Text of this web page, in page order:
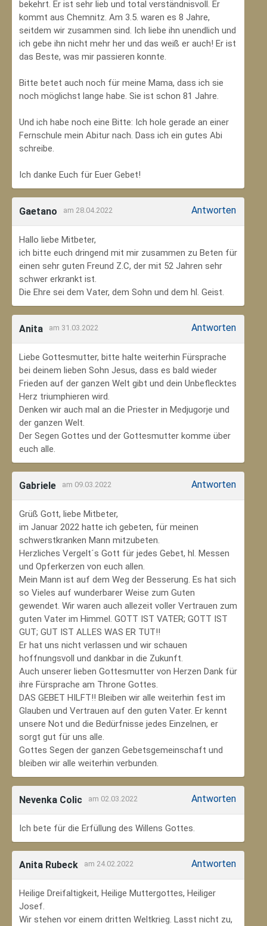
bekehrt. Er ist sehr lieb und total verständnisvoll. Er
kommt aus Chemnitz. Am 3.5. waren es 8 Jahre,
seitdem wir zusammen sind. Ich liebe ihn unendlich und
ich gebe ihn nicht mehr her und das weiß er auch! Er ist
das Beste, was mir passieren konnte.
Bitte betet auch noch für meine Mama, dass ich sie
noch möglichst lange habe. Sie ist schon 81 Jahre.
Und ich habe noch eine Bitte: Ich hole gerade an einer
Fernschule mein Abitur nach. Dass ich ein gutes Abi
schreibe.
Ich danke Euch für Euer Gebet!
Gaetano am 28.04.2022 Antworten
Hallo liebe Mitbeter,
ich bitte euch dringend mit mir zusammen zu Beten für
einen sehr guten Freund Z.C, der mit 52 Jahren sehr
schwer erkrankt ist.
Die Ehre sei dem Vater, dem Sohn und dem hl. Geist.
Anita am 31.03.2022 Antworten
Liebe Gottesmutter, bitte halte weiterhin Fürsprache
bei deinem lieben Sohn Jesus, dass es bald wieder
Frieden auf der ganzen Welt gibt und dein Unbeflecktes
Herz triumphieren wird.
Denken wir auch mal an die Priester in Medjugorje und
der ganzen Welt.
Der Segen Gottes und der Gottesmutter komme über
euch alle.
Gabriele am 09.03.2022 Antworten
Grüß Gott, liebe Mitbeter,
im Januar 2022 hatte ich gebeten, für meinen
schwerstkranken Mann mitzubeten.
Herzliches Vergelt´s Gott für jedes Gebet, hl. Messen
und Opferkerzen von euch allen.
Mein Mann ist auf dem Weg der Besserung. Es hat sich
so Vieles auf wunderbarer Weise zum Guten
gewendet. Wir waren auch allezeit voller Vertrauen zum
guten Vater im Himmel. GOTT IST VATER; GOTT IST
GUT; GUT IST ALLES WAS ER TUT!!
Er hat uns nicht verlassen und wir schauen
hoffnungsvoll und dankbar in die Zukunft.
Auch unserer lieben Gottesmutter von Herzen Dank für
ihre Fürsprache am Throne Gottes.
DAS GEBET HILFT!! Bleiben wir alle weiterhin fest im
Glauben und Vertrauen auf den guten Vater. Er kennt
unsere Not und die Bedürfnisse jedes Einzelnen, er
sorgt gut für uns alle.
Gottes Segen der ganzen Gebetsgemeinschaft und
bleiben wir alle weiterhin verbunden.
Nevenka Colic am 02.03.2022 Antworten
Ich bete für die Erfüllung des Willens Gottes.
Anita Rubeck am 24.02.2022 Antworten
Heilige Dreifaltigkeit, Heilige Muttergottes, Heiliger
Josef.
Wir stehen vor einem dritten Weltkrieg. Lasst nicht zu,